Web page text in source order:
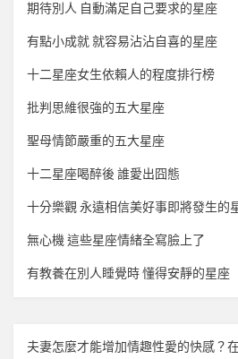
期待別人 自動滿足自己要求的星座
有點小成就 就容易沾沾自喜的星座
十二星座女生依賴人的程度排行榜
批判思維很強的五大星座
聖母情節嚴重的五大星座
十二星座喝醉後 誰愛出囧態
十分樂觀 永遠相信美好事即將發生的
無心機 這些星座情緒全寫臉上了
有教養在別人睡覺時 懂得安靜的星座
夫妻怎麼才能增加情趣性愛的快感？